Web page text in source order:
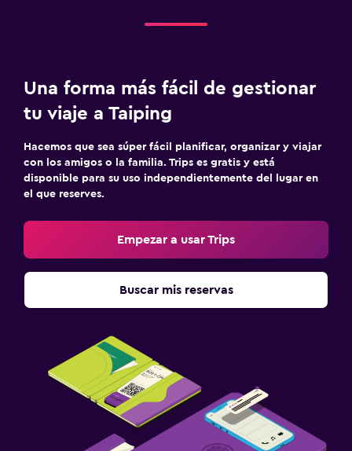
Una forma más fácil de gestionar
tu viaje a Taiping
Hacemos que sea súper fácil planificar, organizar y viajar
con los amigos o la familia. Trips es gratis y está
disponible para su uso independientemente del lugar en
el que reserves.
Empezar a usar Trips
Buscar mis reservas